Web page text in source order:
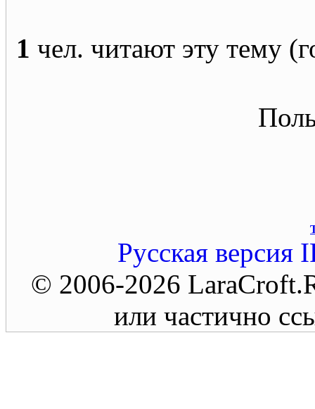
1 чел. читают эту тему
Русская версия
© 2006-2026
или частично